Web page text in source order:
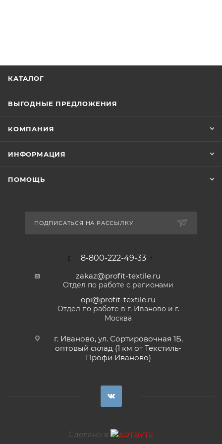
КАТАЛОГ
ВЫГОДНЫЕ ПРЕДЛОЖЕНИЯ
КОМПАНИЯ
ИНФОРМАЦИЯ
ПОМОЩЬ
ПОДПИСАТЬСЯ НА РАССЫЛКУ
8-800-222-49-33
zakaz@profit-textile.ru
Отдел по работе с регионами
opi@profit-textile.ru
Отдел по работе в г. Иваново и г.
Москва
г. Иваново, ул. Сортировочная 1Б,
оптовый склад (1 км от Текстиль-
Профи Иваново)
Сделано в